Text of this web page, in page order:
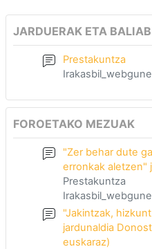
JARDUERAK ETA
Prestakuntza
FOROETAKO MEZUAK
"Zer behar dute
erronkak aletzen"
Prestakuntza
"Jakintzak,
jardunaldia
euskaraz)